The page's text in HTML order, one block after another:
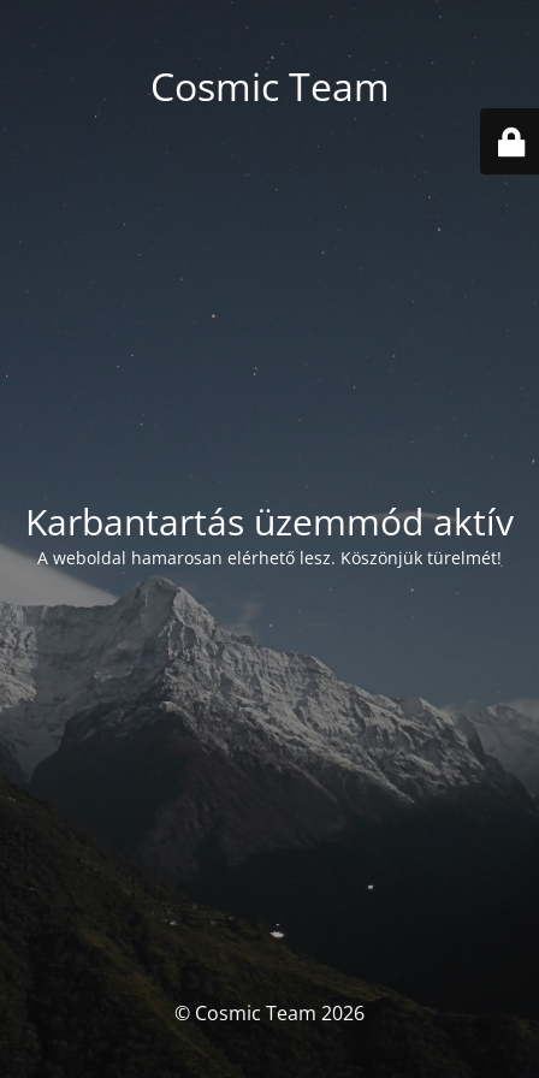
Cosmic Team
Karbantartás üzemmód aktív
A weboldal hamarosan elérhető lesz. Köszönjük türelmét!
© Cosmic Team 2026